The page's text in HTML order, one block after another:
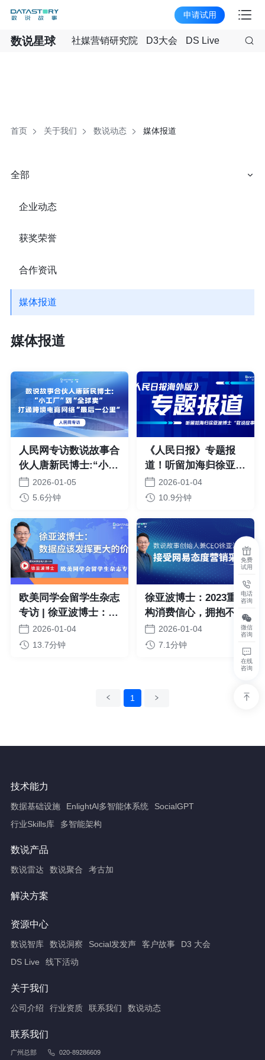
申请试用
数说星球 社媒营销研究院 D3大会 DS Live
首页 关于我们 数说动态 媒体报道
全部
企业动态
获奖荣誉
合作资讯
媒体报道
媒体报道
人民网专访数说故事合
伙人唐新民博士:“小工
厂”到“全球卖” 打通跨
境电商网络“最后一公
2026-01-05
5.6分钟
《人民日报》专题报
道！听留加海归徐亚波
博士“数说故事”
2026-01-04
10.9分钟
欧美同学会留学生杂志
专访 | 徐亚波博士：数
据应该发挥更大的价值
2026-01-04
13.7分钟
徐亚波博士：2023重
构消费信心，拥抱不确
定性2026-01-04
7.1分钟
上一页 1 下一页
技术能力
数据基础设施 EnlightAl多智能体系统
SocialGPT
行业Skills库
多智能架构
数说产品
数说雷达 数说聚合 考古加
解决方案
资源中心
数说智库 数说洞察 Social发发声 客户故事
D3 大会
DS Live
线下活动
关于我们
公司介绍 行业资质 联系我们 数说动态
联系我们
广州总部 020-89286609
免费
试用
电话
咨询
微信
咨询
在线
咨询